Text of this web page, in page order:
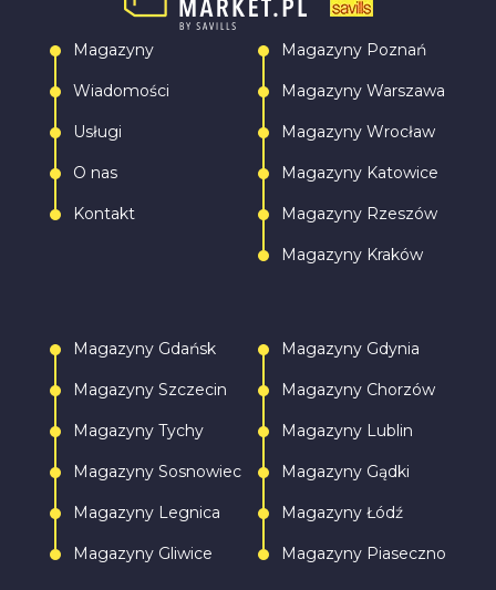
Magazyny
Wiadomości
Usługi
O nas
Kontakt
Magazyny Poznań
Magazyny Warszawa
Magazyny Wrocław
Magazyny Katowice
Magazyny Rzeszów
Magazyny Kraków
Magazyny Gdańsk
Magazyny Szczecin
Magazyny Tychy
Magazyny Sosnowiec
Magazyny Legnica
Magazyny Gliwice
Magazyny Gdynia
Magazyny Chorzów
Magazyny Lublin
Magazyny Gądki
Magazyny Łódź
Magazyny Piaseczno